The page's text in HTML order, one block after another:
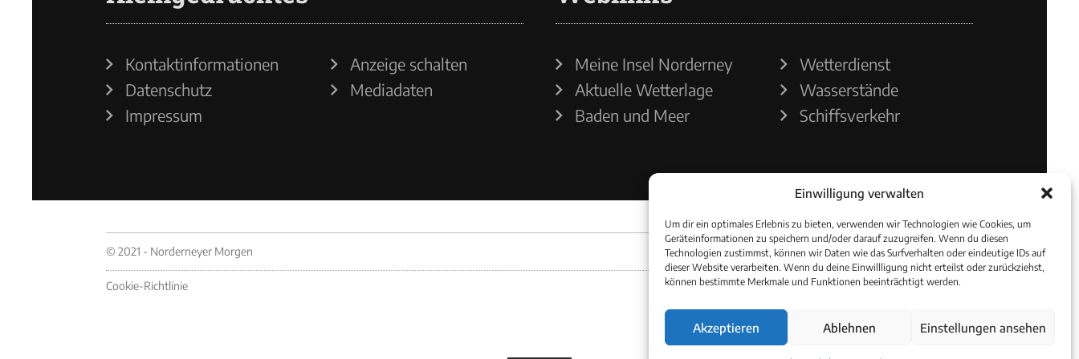
Einwilligung verwalten
Um dir ein optimales Erlebnis zu bieten, verwenden wir Technologien wie Cookies, um
Geräteinformationen zu speichern und/oder darauf zuzugreifen. Wenn du diesen
Technologien zustimmst, können wir Daten wie das Surfverhalten oder eindeutige IDs auf
dieser Website verarbeiten. Wenn du deine Einwillligung nicht erteilst oder zurückziehst,
können bestimmte Merkmale und Funktionen beeinträchtigt werden.
Akzeptieren Ablehnen Einstellungen ansehen
Kontaktinformationen
Datenschutz
Impressum
Anzeige schalten
Mediadaten
Meine Insel Norderney
Aktuelle Wetterlage
Baden und Meer
Wetterdienst
Wasserstände
Schiffsverkehr
© 2021 - Norderneyer Morgen
Cookie-Richtlinie